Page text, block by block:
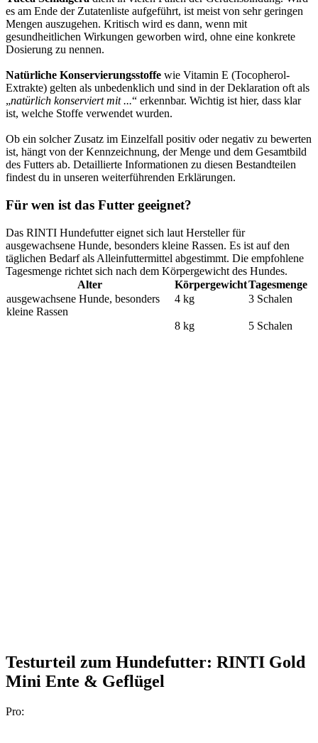
es am Ende der Zutatenliste aufgeführt, ist meist von sehr geringen
Mengen auszugehen. Kritisch wird es dann, wenn mit
gesundheitlichen Wirkungen geworben wird, ohne eine konkrete
Dosierung zu nennen.
Natürliche Konservierungsstoffe wie Vitamin E (Tocopherol-
Extrakte) gelten als unbedenklich und sind in der Deklaration oft als
„natürlich konserviert mit ...“ erkennbar. Wichtig ist hier, dass klar
ist, welche Stoffe verwendet wurden.
Ob ein solcher Zusatz im Einzelfall positiv oder negativ zu bewerten
ist, hängt von der Kennzeichnung, der Menge und dem Gesamtbild
des Futters ab. Detaillierte Informationen zu diesen Bestandteilen
findest du in unseren weiterführenden Erklärungen.
Für wen ist das Futter geeignet?
Das RINTI Hundefutter eignet sich laut Hersteller für
ausgewachsene Hunde, besonders kleine Rassen. Es ist auf den
täglichen Bedarf als Alleinfuttermittel abgestimmt. Die empfohlene
Tagesmenge richtet sich nach dem Körpergewicht des Hundes.
Alter
KörpergewichtTagesmenge
ausgewachsene Hunde, besonders
kleine Rassen
4 kg 3 Schalen
8 kg 5 Schalen
Testurteil zum Hundefutter: RINTI Gold
Mini Ente & Geflügel
Pro: